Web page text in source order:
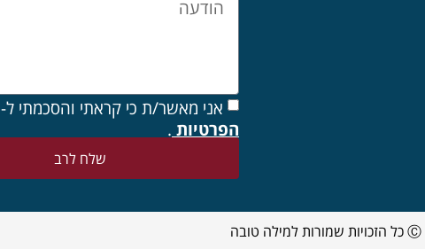
אני מאשר/ת כי קראתי והסכמתי ל-
הפרטיות .
שלח לרב
Ⓒ כל הזכויות שמורות למילה טובה